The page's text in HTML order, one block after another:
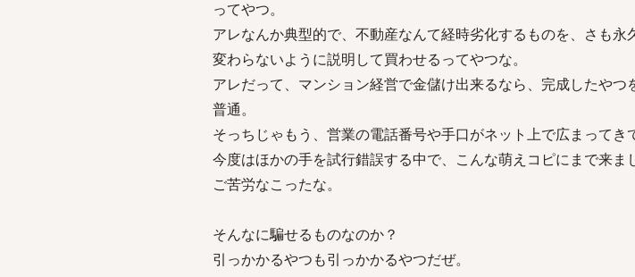
ってやつ。
アレなんか典型的で、不動産なんて経時劣化するものを、さも永
変わらないように説明して買わせるってやつな。
アレだって、マンション経営で金儲け出来るなら、完成したや
普通。
そっちじゃもう、営業の電話番号や手口がネット上で広まってき
今度はほかの手を試行錯誤する中で、こんな萌えコピにまで来ま
ご苦労なこったな。
そんなに騙せるものなのか？
引っかかるやつも引っかかるやつだぜ。